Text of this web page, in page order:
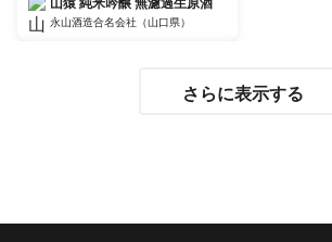
永山酒造合名会社（山口県）
さらに表示する